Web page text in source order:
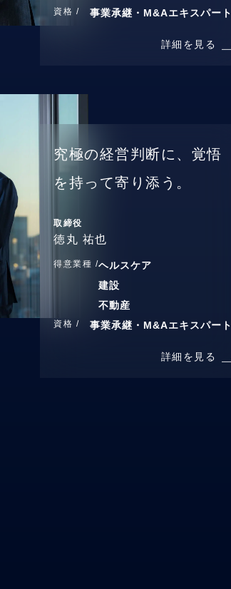
資格 / 事業承継・M&Aエキスパート
詳細を見る
究極の経営判断に、覚悟
を持って寄り添う。
取締役
徳丸 祐也
得意業種 /ヘルスケア
建設
不動産
資格 / 事業承継・M&Aエキスパート
詳細を見る